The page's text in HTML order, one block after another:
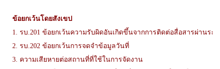
ข้อยกเว้นโดยสังเขป
1. รบ.201 ข้อยกเว้นความรับผิดอันเกิดขึ้นจากการติดต่อสื่อสารผ่านระ
2. รบ.202 ข้อยกเว้นการจดจำข้อมูลวันที่
3. ความเสียหายต่อสถานที่ที่ใช้ในการจัดงาน